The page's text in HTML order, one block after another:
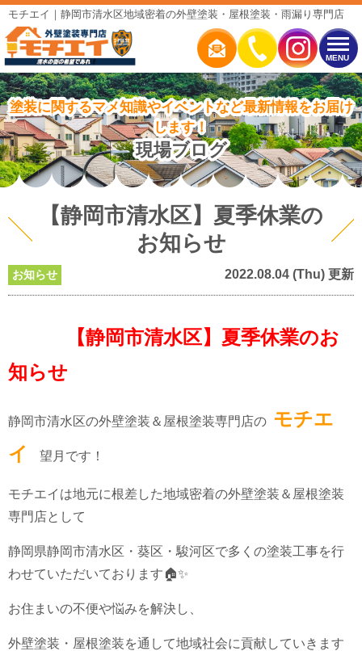
MENU
モチエイ｜静岡市清水区地域密着の外壁塗装・屋根塗装・雨漏り専門店
塗装に関するマメ知識やイベントなど最新情報をお届け
します！
現場ブログ
【静岡市清水区】夏季休業の
お知らせ
お知らせ 2022.08.04 (Thu) 更新
【静岡市清水区】夏季休業のお
知らせ
静岡市清水区の外壁塗装＆屋根塗装専門店の モチエ
イ
望月です！
モチエイは地元に根差した地域密着の外壁塗装＆屋根塗装
専門店として
静岡県静岡市清水区・葵区・駿河区で多くの塗装工事を行
わせていただいております🏠✨
お住まいの不便や悩みを解決し、
外壁塗装・屋根塗装を通して地域社会に貢献していきます